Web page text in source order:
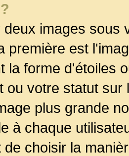
deux images sous
première est
la forme d'étoiles
ou votre statut
plus grande
à chaque
de choisir la